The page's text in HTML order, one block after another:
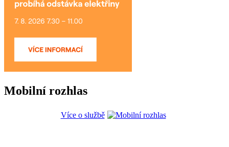
Mobilní rozhlas
Více o službě